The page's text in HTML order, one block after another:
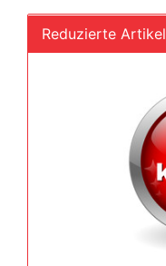
Reduzierte Artikel